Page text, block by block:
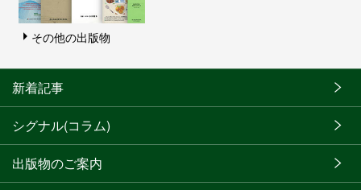
その他の出版物
新着記事
シグナル(コラム)
出版物のご案内